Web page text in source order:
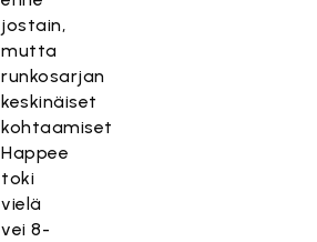
jostain,
mutta
runkosarjan
keskinäiset
kohtaamiset
Happee
toki
vielä
vei 8-